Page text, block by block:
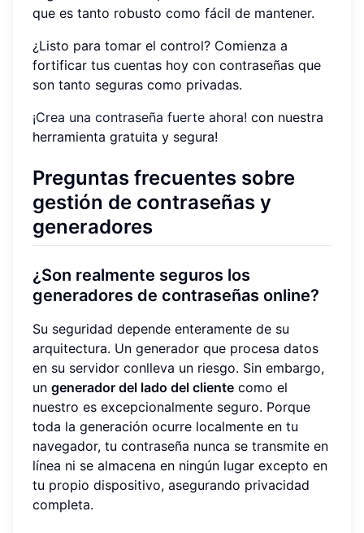
que es tanto robusto como fácil de mantener.
¿Listo para tomar el control? Comienza a
fortificar tus cuentas hoy con contraseñas que
son tanto seguras como privadas.
¡Crea una contraseña fuerte ahora! con nuestra
herramienta gratuita y segura!
Preguntas frecuentes sobre
gestión de contraseñas y
generadores
¿Son realmente seguros los
generadores de contraseñas online?
Su seguridad depende enteramente de su
arquitectura. Un generador que procesa datos
en su servidor conlleva un riesgo. Sin embargo,
un generador del lado del cliente como el
nuestro es excepcionalmente seguro. Porque
toda la generación ocurre localmente en tu
navegador, tu contraseña nunca se transmite en
línea ni se almacena en ningún lugar excepto en
tu propio dispositivo, asegurando privacidad
completa.